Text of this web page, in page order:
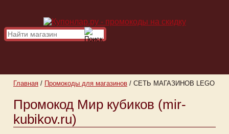
Главная / Промокоды для магазинов / СЕТЬ МАГАЗИНОВ LEGO
Промокод Мир кубиков (mir-
kubikov.ru)